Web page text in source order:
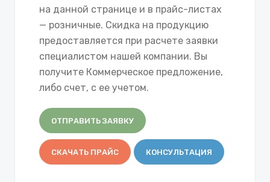
на данной странице и в прайс-листах
— розничные. Скидка на продукцию
предоставляется при расчете заявки
специалистом нашей компании. Вы
получите Коммерческое предложение,
либо счет, с ее учетом.
ОТПРАВИТЬ ЗАЯВКУ
СКАЧАТЬ ПРАЙС КОНСУЛЬТАЦИЯ